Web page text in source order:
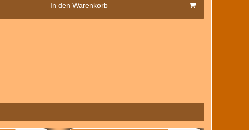
In den Warenkorb